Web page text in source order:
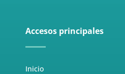
Accesos principales
Inicio